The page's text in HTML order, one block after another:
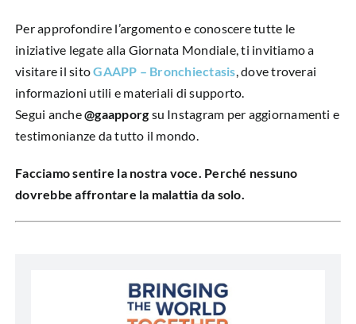
Per approfondire l’argomento e conoscere tutte le
iniziative legate alla Giornata Mondiale, ti invitiamo a
visitare il sitoGAAPP – Bronchiectasis, dove troverai
informazioni utili e materiali di supporto.
Segui anche@gaapporg su Instagram per aggiornamenti e
testimonianze da tutto il mondo.
Facciamo sentire la nostra voce. Perché nessuno
dovrebbe affrontare la malattia da solo.